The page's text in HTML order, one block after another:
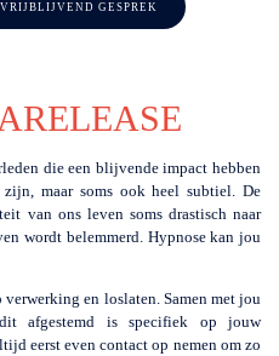
GESPREK
die een blijvende impact hebben
maar soms ook heel subtiel. De
van ons leven soms drastisch naar
wordt belemmerd. Hypnose kan jou
verwerking en loslaten. Samen met jou
afgestemd is specifiek op jouw
eerst even contact op nemen om zo